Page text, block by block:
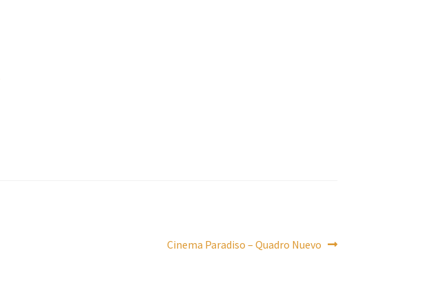
Nächster
Cinema Paradiso – Quadro Nuevo